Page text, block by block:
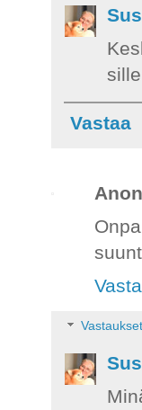
Vastaa
Vastaukset